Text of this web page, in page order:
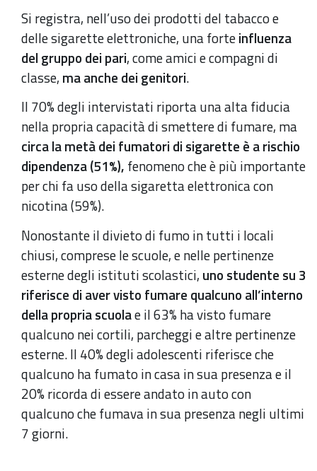
Si registra, nell’uso dei prodotti del tabacco e
delle sigarette elettroniche, una forteinfluenza
del gruppo dei pari, come amici e compagni di
classe, ma anche dei genitori.
Il 70% degli intervistati riporta una alta fiducia
nella propria capacità di smettere di fumare, ma
circa la metà dei fumatori di sigarette è a rischio
dipendenza (51%), fenomeno che è più importante
per chi fa uso della sigaretta elettronica con
nicotina (59%).
Nonostante il divieto di fumo in tutti i locali
chiusi, comprese le scuole, e nelle pertinenze
esterne degli istituti scolastici, uno studente su 3
riferisce di aver visto fumare qualcuno all’interno
della propria scuolae il 63% ha visto fumare
qualcuno nei cortili, parcheggi e altre pertinenze
esterne. Il 40% degli adolescenti riferisce che
qualcuno ha fumato in casa in sua presenza e il
20% ricorda di essere andato in auto con
qualcuno che fumava in sua presenza negli ultimi
7 giorni.